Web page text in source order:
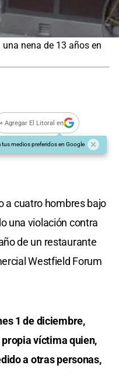
nena de 13 años en
+ Agregar El Litoral en
tus medios preferidos en Google
a cuatro hombres bajo
una violación contra
de un restaurante
Westfield Forum
1 de diciembre,
propia víctima quien,
a otras personas,